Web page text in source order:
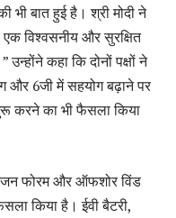
बात हुई है। श्री मोदी ने
एक विश्वसनीय और सुरक्षित
कहा कि दोनों पक्षों ने
और 6जी में सहयोग बढ़ाने पर
करने का भी फैसला किया
फोरम और ऑफशोर विंड
किया है। ईवी बैटरी,